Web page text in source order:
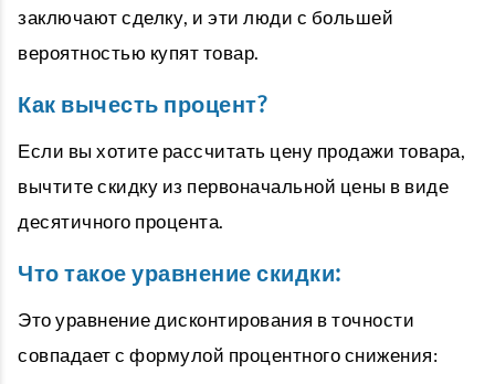
заключают сделку, и эти люди с большей
вероятностью купят товар.
Как вычесть процент?
Если вы хотите рассчитать цену продажи товара,
вычтите скидку из первоначальной цены в виде
десятичного процента.
Что такое уравнение скидки:
Это уравнение дисконтирования в точности
совпадает с формулой процентного снижения: